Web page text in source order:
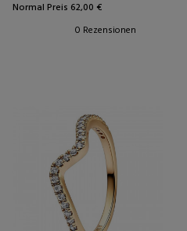
Normal Preis 62,00 €
0 Rezensionen